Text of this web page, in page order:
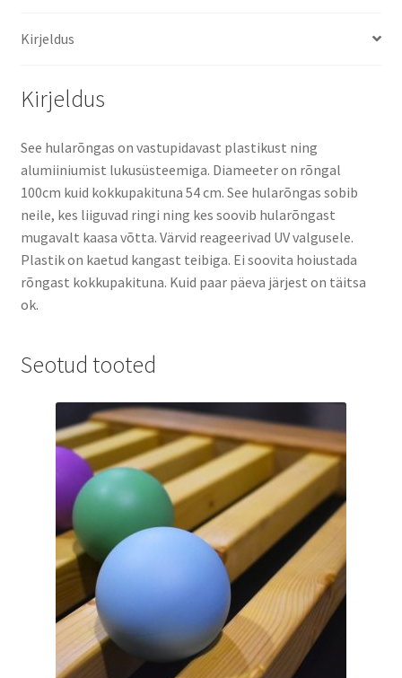
Kirjeldus
Kirjeldus
See hularõngas on vastupidavast plastikust ning
alumiiniumist lukusüsteemiga. Diameeter on rõngal
100cm kuid kokkupakituna 54 cm. See hularõngas sobib
neile, kes liiguvad ringi ning kes soovib hularõngast
mugavalt kaasa võtta. Värvid reageerivad UV valgusele.
Plastik on kaetud kangast teibiga. Ei soovita hoiustada
rõngast kokkupakituna. Kuid paar päeva järjest on täitsa
ok.
Seotud tooted